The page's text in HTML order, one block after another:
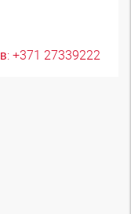
+371 27339222